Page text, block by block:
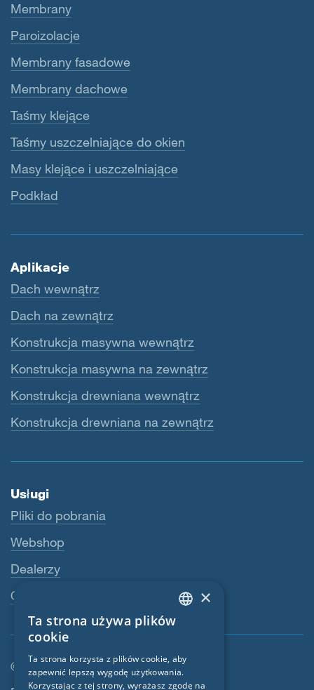
Membrany
Paroizolacje
Membrany fasadowe
Membrany dachowe
Taśmy klejące
Taśmy uszczelniające do okien
Masy klejące i uszczelniające
Podkład
Aplikacje
Dach wewnątrz
Dach na zewnątrz
Konstrukcja masywna wewnątrz
Konstrukcja masywna na zewnątrz
Konstrukcja drewniana wewnątrz
Konstrukcja drewniana na zewnątrz
Usługi
Pliki do pobrania
Webshop
Dealerzy
Osoba kontaktowa
© SIGA 2026
ENGLISH
FRENCH
×
Ta strona używa plików
cookie
Ta strona korzysta z plików cookie, aby
zapewnić lepszą wygodę użytkowania.
Korzystając z tej strony, wyrażasz zgodę na